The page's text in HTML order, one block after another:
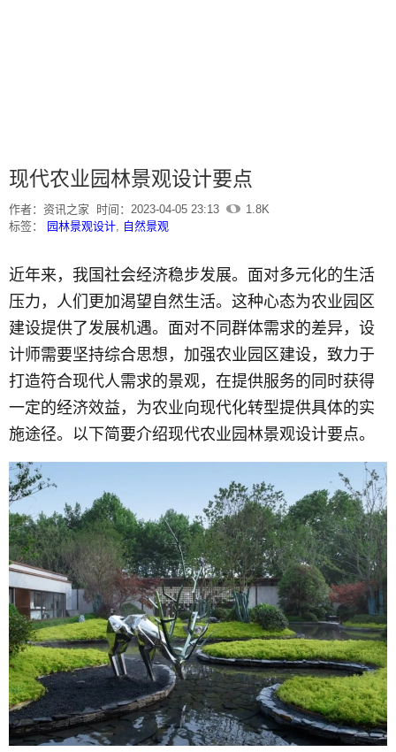
现代农业园林景观设计要点
作者：资讯之家 时间：2023-04-05 23:13
1.8K
标签：
园林景观设计, 自然景观
近年来，我国社会经济稳步发展。面对多元化的生活
压力，人们更加渴望自然生活。这种心态为农业园区
建设提供了发展机遇。面对不同群体需求的差异，设
计师需要坚持综合思想，加强农业园区建设，致力于
打造符合现代人需求的景观，在提供服务的同时获得
一定的经济效益，为农业向现代化转型提供具体的实
施途径。以下简要介绍现代农业园林景观设计要点。